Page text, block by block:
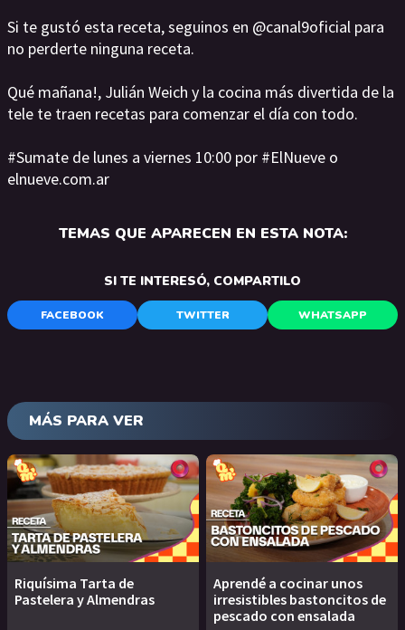
Si te gustó esta receta, seguinos en @canal9oficial para
no perderte ninguna receta.
Qué mañana!, Julián Weich y la cocina más divertida de la
tele te traen recetas para comenzar el día con todo.
#Sumate de lunes a viernes 10:00 por #ElNueve o
elnueve.com.ar
TEMAS QUE APARECEN EN ESTA NOTA:
SI TE INTERESÓ, COMPARTILO
FACEBOOK TWITTER WHATSAPP
MÁS PARA VER
Riquísima Tarta de
Pastelera y Almendras
Aprendé a cocinar unos
irresistibles bastoncitos de
pescado con ensalada